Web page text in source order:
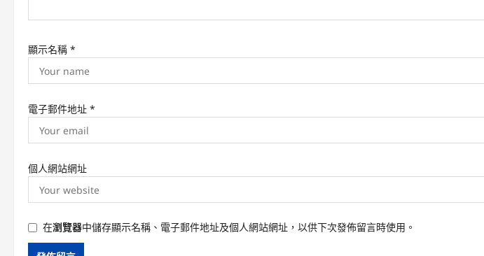
o
n
顯示名稱 *
電子郵件地址 *
個人網站網址
在瀏覽器中儲存顯示名稱、電子郵件地址及個人網站網址，以供下次發佈留言時使用。